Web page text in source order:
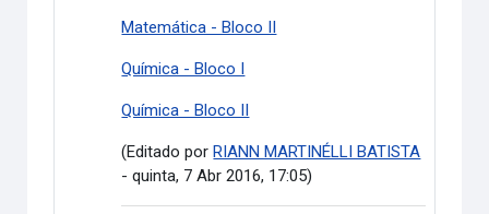
Matemática - Bloco II
Química - Bloco I
Química - Bloco II
(Editado porRIANN MARTINÉLLI BATISTA
- quinta, 7 Abr 2016, 17:05)